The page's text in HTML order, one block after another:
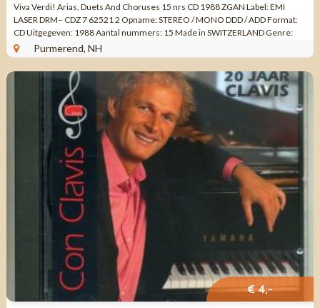
Viva Verdi! Arias, Duets And Choruses 15 nrs CD 1988 ZGAN Label: EMI
LASER DRM– CDZ 7 62521 2 Opname: STEREO / MONO DDD / ADD Format:
CD Uitgegeven: 1988 Aantal nummers: 15 Made in SWITZERLAND Genre:
KLASSIEK OPERA ...
Purmerend, NH
€ 4,-